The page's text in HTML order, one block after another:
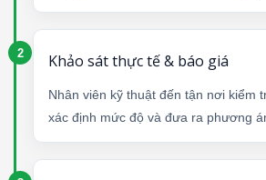
Khảo sát thực tế & báo giá
Nhân viên kỹ thuật đến tận nơi kiểm
xác định mức độ và đưa ra phương